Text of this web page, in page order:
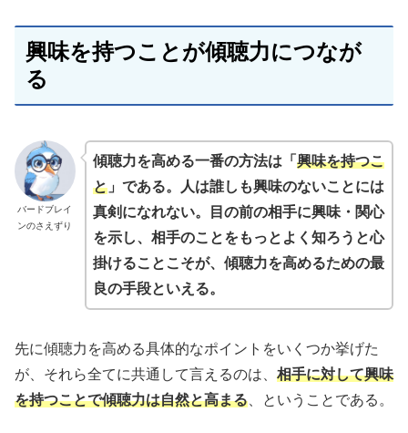
興味を持つことが傾聴力につなが
る
バードブレイ
ンのさえずり
傾聴力を高める一番の方法は「 興味を持つこ
と」である。人は誰しも興味のないことには
真剣になれない。目の前の相手に興味・関心
を示し、相手のことをもっとよく知ろうと心
掛けることこそが、傾聴力を高めるための最
良の手段といえる。
先に傾聴力を高める具体的なポイントをいくつか挙げた
が、それら全てに共通して言えるのは、 相手に対して興味
を持つことで傾聴力は自然と高まる 、ということである。